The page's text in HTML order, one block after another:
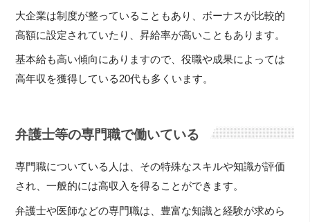
大企業は制度が整っていることもあり、ボーナスが比較的
高額に設定されていたり、昇給率が高いこともあります。
基本給も高い傾向にありますので、役職や成果によっては
高年収を獲得している20代も多くいます。
弁護士等の専門職で働いている
専門職についている人は、その特殊なスキルや知識が評価
され、一般的には高収入を得ることができます。
弁護士や医師などの専門職は、豊富な知識と経験が求めら